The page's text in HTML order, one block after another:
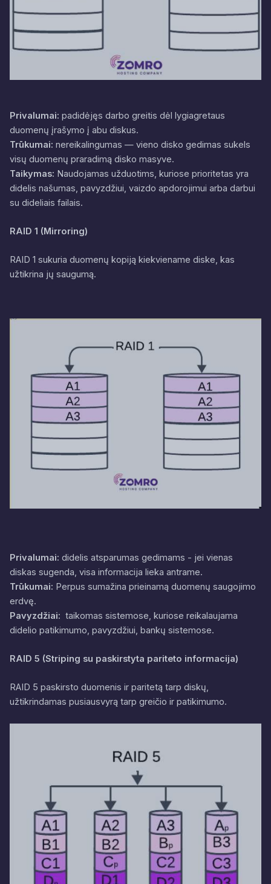
Privalumai: padidėjęs darbo greitis dėl lygiagretaus
duomenų įrašymo į abu diskus.
Trūkumai: nereikalingumas — vieno disko gedimas sukels
visų duomenų praradimą disko masyve.
Taikymas: Naudojamas užduotims, kuriose prioritetas yra
didelis našumas, pavyzdžiui, vaizdo apdorojimui arba darbui
su dideliais failais.
RAID 1 (Mirroring)
RAID 1 sukuria duomenų kopiją kiekviename diske, kas
užtikrina jų saugumą.
Privalumai: didelis atsparumas gedimams - jei vienas
diskas sugenda, visa informacija lieka antrame.
Trūkumai: Perpus sumažina prieinamą duomenų saugojimo
erdvę.
Pavyzdžiai: taikomas sistemose, kuriose reikalaujama
didelio patikimumo, pavyzdžiui, bankų sistemose.
RAID 5 (Striping su paskirstyta pariteto informacija)
RAID 5 paskirsto duomenis ir paritetą tarp diskų,
užtikrindamas pusiausvyrą tarp greičio ir patikimumo.